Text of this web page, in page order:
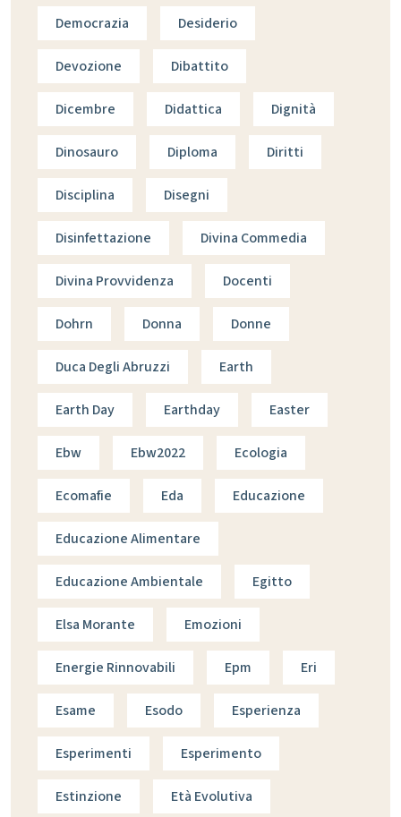
Democrazia Desiderio
Devozione Dibattito
Dicembre Didattica Dignità
Dinosauro Diploma Diritti
Disciplina Disegni
Disinfettazione Divina Commedia
Divina Provvidenza Docenti
Dohrn Donna Donne
Duca Degli Abruzzi Earth
Earth Day Earthday Easter
Ebw Ebw2022 Ecologia
Ecomafie Eda Educazione
Educazione Alimentare
Educazione Ambientale Egitto
Elsa Morante Emozioni
Energie Rinnovabili Epm Eri
Esame Esodo Esperienza
Esperimenti Esperimento
Estinzione Età Evolutiva